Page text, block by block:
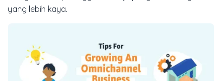
yang lebih kaya.